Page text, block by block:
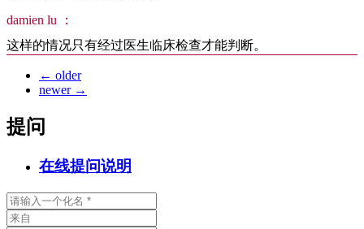
damien lu ：
这样的情况只有经过医生临床检查才能判断。
← older
newer →
提问
在线提问说明